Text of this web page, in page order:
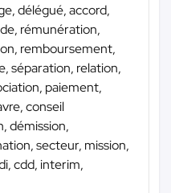
délégué, accord,
rémunération,
remboursement,
séparation, relation,
paiement,
conseil
démission,
secteur, mission,
cdd, interim,